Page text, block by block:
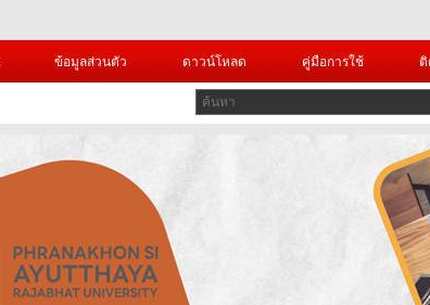
ข้อมูลส่วนตัว ดาวน์โหลด คู่มือการใช้ ติ